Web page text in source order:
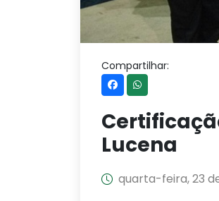
Compartilhar:
Lucena
quarta-feira, 23